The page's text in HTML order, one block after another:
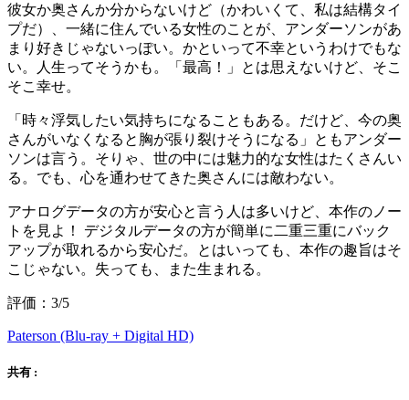
彼女か奥さんか分からないけど（かわいくて、私は結構タイ
プだ）、一緒に住んでいる女性のことが、アンダーソンがあ
まり好きじゃないっぽい。かといって不幸というわけでもな
い。人生ってそうかも。「最高！」とは思えないけど、そこ
そこ幸せ。
「時々浮気したい気持ちになることもある。だけど、今の奥
さんがいなくなると胸が張り裂けそうになる」ともアンダー
ソンは言う。そりゃ、世の中には魅力的な女性はたくさんい
る。でも、心を通わせてきた奥さんには敵わない。
アナログデータの方が安心と言う人は多いけど、本作のノー
トを見よ！ デジタルデータの方が簡単に二重三重にバック
アップが取れるから安心だ。とはいっても、本作の趣旨はそ
こじゃない。失っても、また生まれる。
評価：3/5
Paterson (Blu-ray + Digital HD)
共有 :